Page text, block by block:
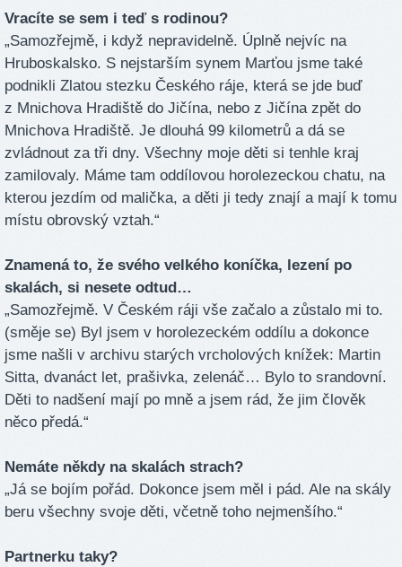
Vracíte se sem i teď s rodinou?
„Samozřejmě, i když nepravidelně. Úplně nejvíc na
Hruboskalsko. S nejstarším synem Marťou jsme také
podnikli Zlatou stezku Českého ráje, která se jde buď
z Mnichova Hradiště do Jičína, nebo z Jičína zpět do
Mnichova Hradiště. Je dlouhá 99 kilometrů a dá se
zvládnout za tři dny. Všechny moje děti si tenhle kraj
zamilovaly. Máme tam oddílovou horolezeckou chatu, na
kterou jezdím od malička, a děti ji tedy znají a mají k tomu
místu obrovský vztah.“
Znamená to, že svého velkého koníčka, lezení po
skalách, si nesete odtud…
„Samozřejmě. V Českém ráji vše začalo a zůstalo mi to.
(směje se) Byl jsem v horolezeckém oddílu a dokonce
jsme našli v archivu starých vrcholových knížek: Martin
Sitta, dvanáct let, prašivka, zelenáč… Bylo to srandovní.
Děti to nadšení mají po mně a jsem rád, že jim člověk
něco předá.“
Nemáte někdy na skalách strach?
„Já se bojím pořád. Dokonce jsem měl i pád. Ale na skály
beru všechny svoje děti, včetně toho nejmenšího.“
Partnerku taky?